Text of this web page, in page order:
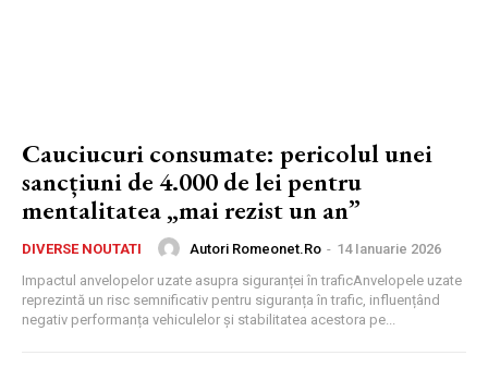
Cauciucuri consumate: pericolul unei
sancțiuni de 4.000 de lei pentru
mentalitatea „mai rezist un an”
DIVERSE NOUTATI Autori Romeonet.ro - 14 Ianuarie 2026
Impactul anvelopelor uzate asupra siguranței în traficAnvelopele uzate
reprezintă un risc semnificativ pentru siguranța în trafic, influențând
negativ performanța vehiculelor și stabilitatea acestora pe...